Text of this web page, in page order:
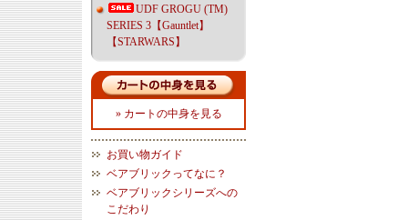
UDF GROGU (TM)
SERIES 3【Gauntlet】
【STARWARS】
» カートの中身を見る
お買い物ガイド
ベアブリックってなに？
ベアブリックシリーズへの
こだわり